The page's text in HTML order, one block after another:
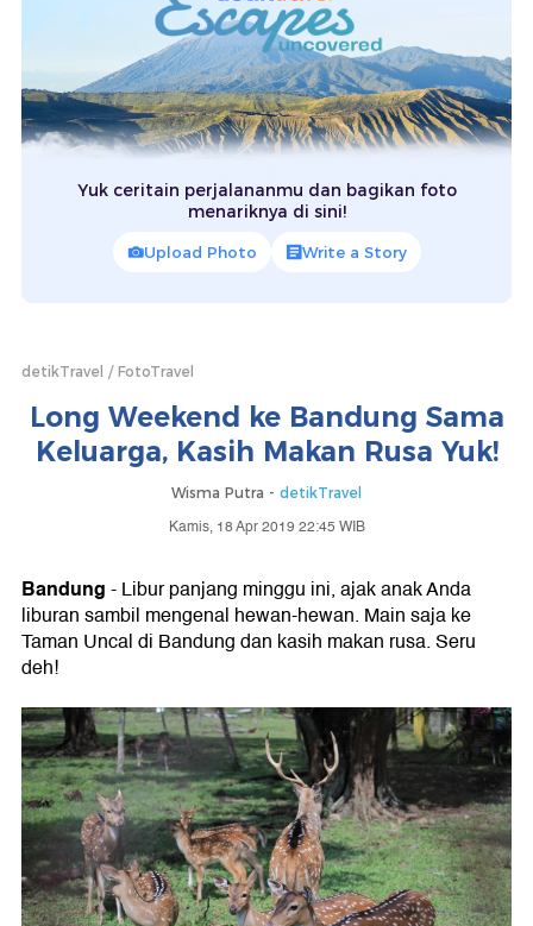
Yuk ceritain perjalananmu dan bagikan foto
menariknya di sini!
Upload Photo Write a Story
detikTravel FotoTravel
Long Weekend ke Bandung Sama
Keluarga, Kasih Makan Rusa Yuk!
Wisma Putra - detikTravel
Kamis, 18 Apr 2019 22:45 WIB
Bandung- Libur panjang minggu ini, ajak anak Anda
liburan sambil mengenal hewan-hewan. Main saja ke
Taman Uncal di Bandung dan kasih makan rusa. Seru
deh!